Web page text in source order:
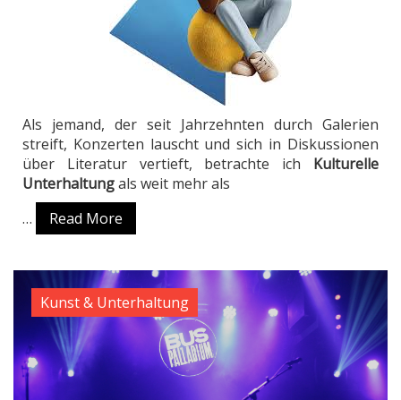
Als jemand, der seit Jahrzehnten durch Galerien
streift, Konzerten lauscht und sich in Diskussionen
über Literatur vertieft, betrachte ich Kulturelle
Unterhaltungals weit mehr als
…
Read More
Kunst & Unterhaltung